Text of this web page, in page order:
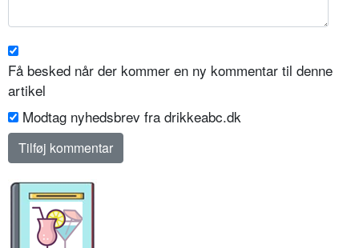
Få besked når der kommer en ny kommentar til denne
artikel
Modtag nyhedsbrev fra drikkeabc.dk